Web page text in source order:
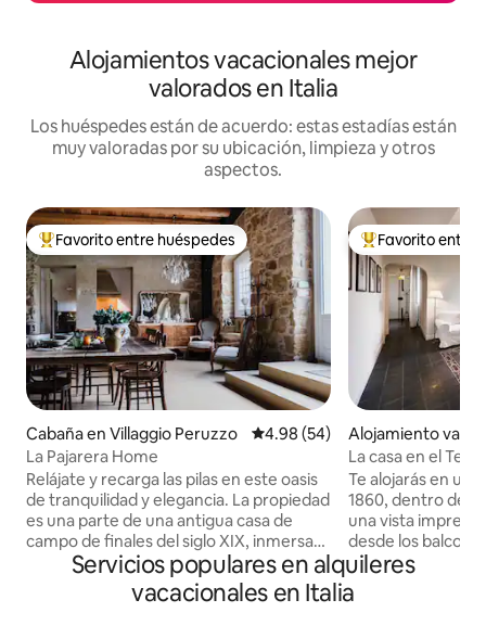
Alojamientos vacacionales mejor
valorados en Italia
Los huéspedes están de acuerdo: estas estadías están
muy valoradas por su ubicación, limpieza y otros
aspectos.
Favorito entre huéspedes preferido
Favorito entre huéspedes
Cabaña en Villaggio Peruzzo Calificación promedio: 4.98 de
4.98 (54)
La Pajarera Home
Relájate y recarga las pilas en este oasis
de tranquilidad y elegancia. La propiedad
es una parte de una antigua casa de
campo de finales del siglo XIX, inmersa
en el parque arqueológico del Valle de
los Templos. La residencia ha sido objeto
de una reforma que ha durado cinco
Favorito entre
Favorito entre
Alojamiento
Catania
La casa en el
histórico de
Te alojarás en un
1860, dentro de
una vista
desde los
casa. La luz te sorprenderá. Estás en el
lugares de
Servicios populares en alquileres
vacacionales en Italia